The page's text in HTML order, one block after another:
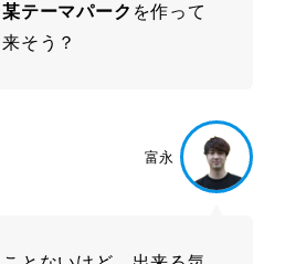
某テーマパーク を作って
そう？
富永